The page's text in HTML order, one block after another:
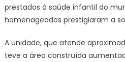
prestados à saúde infantil do
homenageados prestigiaram a
A unidade, que atende
teve a área construída